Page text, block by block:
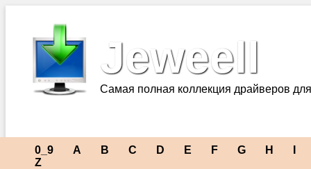
Jeweell
Самая полная коллекция драйверов
0_9 A B C D E F G H
Z